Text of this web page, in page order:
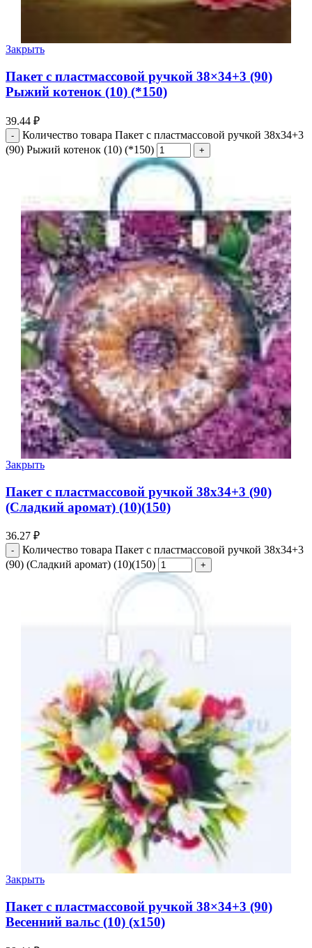
Закрыть
Пакет с пластмассовой ручкой 38×34+3 (90)
Рыжий котенок (10) (*150)
39.44 ₽
Количество товара Пакет с пластмассовой ручкой 38x34+3
(90) Рыжий котенок (10) (*150)
Закрыть
Пакет с пластмассовой ручкой 38х34+3 (90)
(Сладкий аромат) (10)(150)
36.27 ₽
Количество товара Пакет с пластмассовой ручкой 38х34+3
(90) (Сладкий аромат) (10)(150)
Закрыть
Пакет с пластмассовой ручкой 38×34+3 (90)
Весенний вальс (10) (х150)